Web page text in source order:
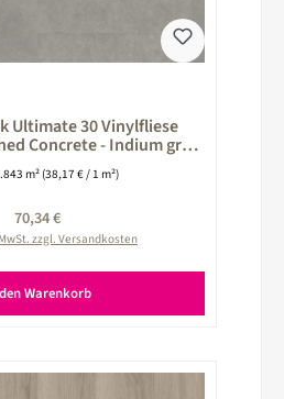
Ultimate 30 Vinylfliese
Concrete - Indium grau
260024028
m²(38,17 € / 1 m²)
Regulärer Preis:
70,34 €
zzgl. Versandkosten
Warenkorb